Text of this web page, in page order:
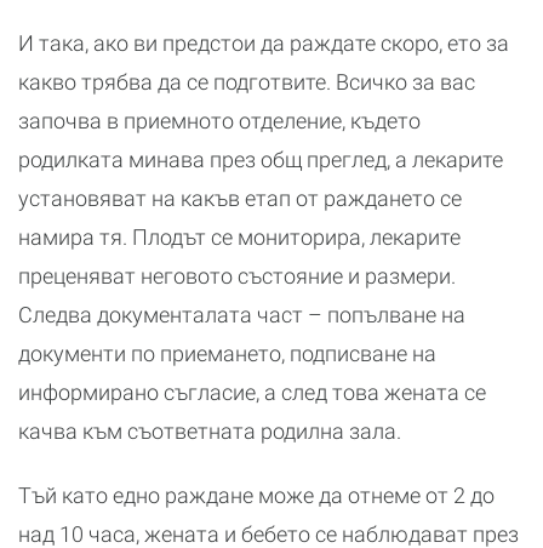
И така, ако ви предстои да раждате скоро, ето за
какво трябва да се подготвите. Всичко за вас
започва в приемното отделение, където
родилката минава през общ преглед, а лекарите
установяват на какъв етап от раждането се
намира тя. Плодът се мониторира, лекарите
преценяват неговото състояние и размери.
Следва документалата част – попълване на
документи по приемането, подписване на
информирано съгласие, а след това жената се
качва към съответната родилна зала.
Тъй като едно раждане може да отнеме от 2 до
над 10 часа, жената и бебето се наблюдават през